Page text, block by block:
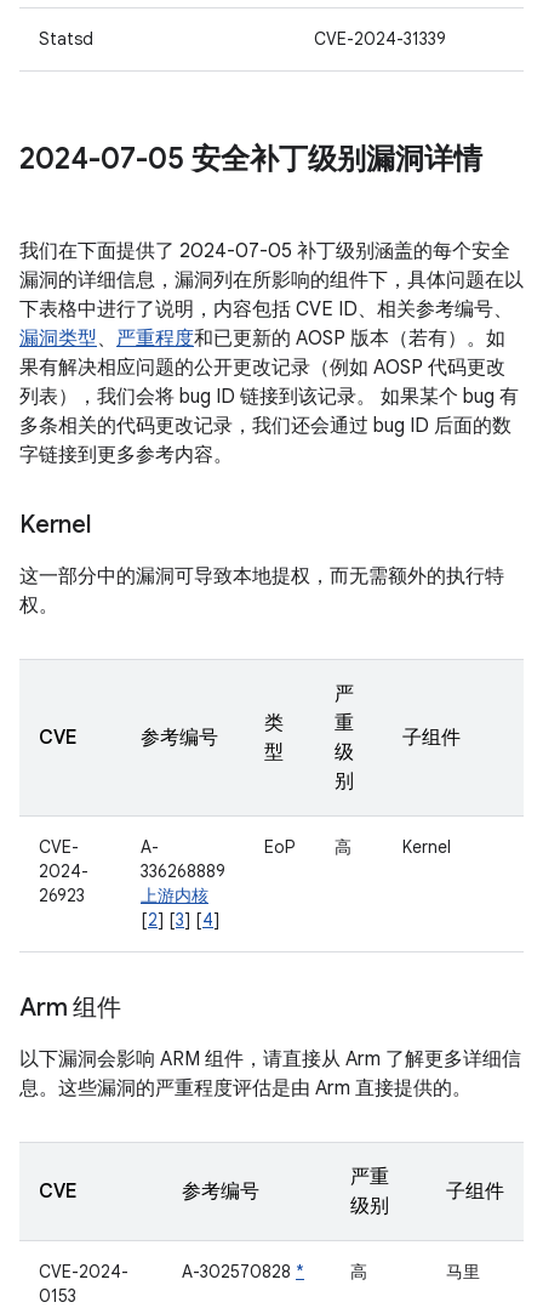
Statsd CVE-2024-31339
2024-07-05 安全补丁级别漏洞详情
我们在下面提供了 2024-07-05 补丁级别涵盖的每个安全
漏洞的详细信息，漏洞列在所影响的组件下，具体问题在以
下表格中进行了说明，内容包括 CVE ID、相关参考编号、
漏洞类型、 严重程度和已更新的 AOSP 版本（若有）。如
果有解决相应问题的公开更改记录（例如 AOSP 代码更改
列表），我们会将 bug ID 链接到该记录。 如果某个 bug 有
多条相关的代码更改记录，我们还会通过 bug ID 后面的数
字链接到更多参考内容。
Kernel
这一部分中的漏洞可导致本地提权，而无需额外的执行特
权。
CVE 参考编号
类
型
严
重
级
别
子组件
CVE-
2024-
26923
A-
336268889
上游内核
[2] [3] [4]
EoP 高 Kernel
Arm 组件
以下漏洞会影响 ARM 组件，请直接从 Arm 了解更多详细信
息。这些漏洞的严重程度评估是由 Arm 直接提供的。
CVE 参考编号
严重
级别
子组件
CVE-2024-
0153
A-302570828 * 高 马里